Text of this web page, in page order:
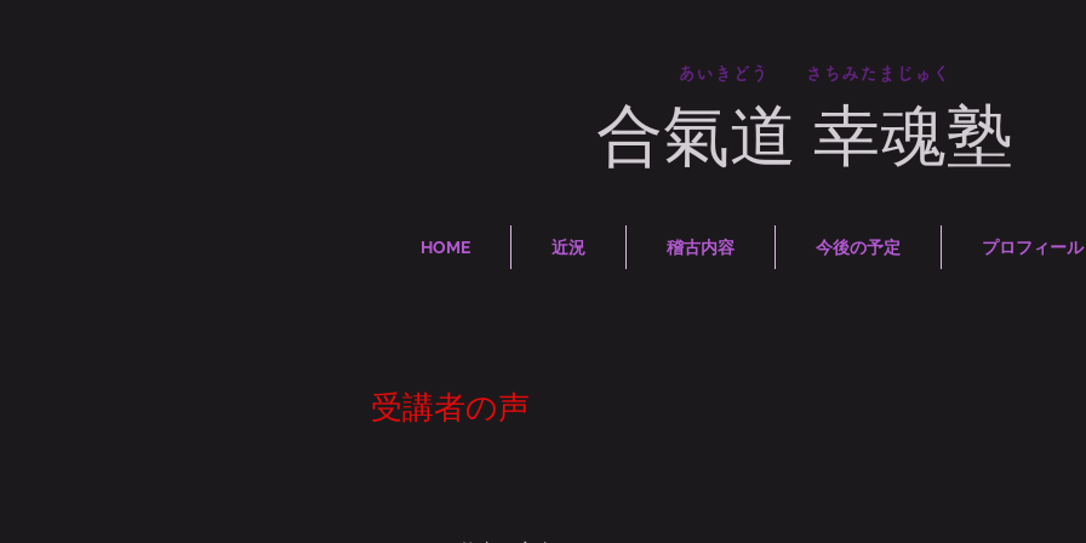
合氣道 幸魂塾
​あいきどう さちみたまじゅく
HOME 近況 稽古内容 今後の予定 プロフィール
​受講者の声